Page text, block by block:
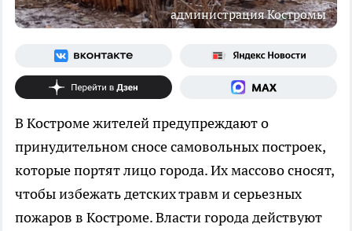
администрация Костромы
В Костроме жителей предупреждают о
принудительном сносе самовольных построек,
которые портят лицо города. Их массово сносят,
чтобы избежать детских травм и серьезных
пожаров в Костроме. Власти города действуют